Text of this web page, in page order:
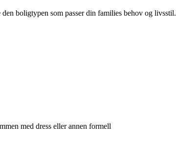
boligtypen som passer din families behov og livsstil.
med dress eller annen formell